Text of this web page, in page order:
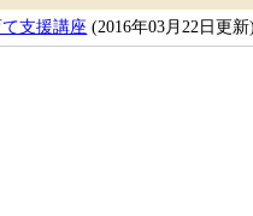
支援講座 (2016年03月22日更